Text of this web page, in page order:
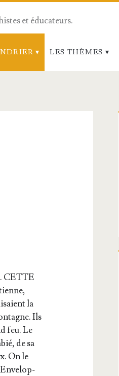
et éducateurs.
LES THÈMES
CETTE
la
Ils
feu. Le
de sa
On le
Enve­lop­